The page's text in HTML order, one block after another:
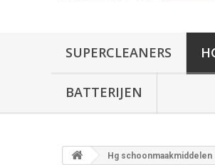
SUPERCLEANERS
BATTERIJEN
Hg schoonmaakmiddelen